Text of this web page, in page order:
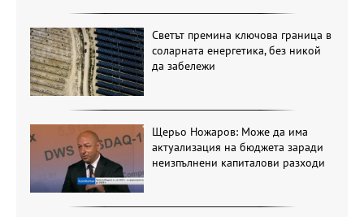
Светът премина ключова граница в
соларната енергетика, без никой
да забележи
Щерьо Ножаров: Може да има
актуализация на бюджета заради
неизпълнени капиталови разходи